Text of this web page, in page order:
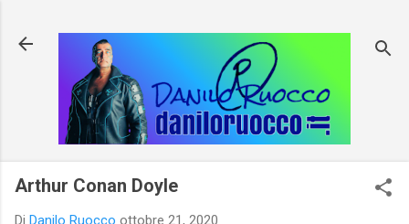
Arthur Conan Doyle
Di Danilo Ruocco ottobre 21, 2020